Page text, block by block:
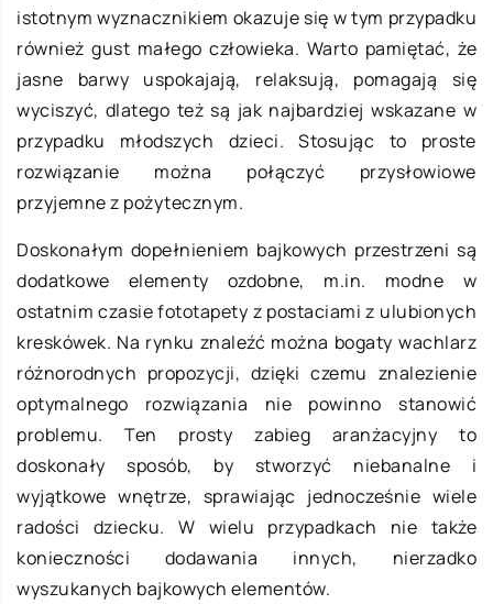
istotnym wyznacznikiem okazuje się w tym przypadku
również gust małego człowieka. Warto pamiętać, że
jasne barwy uspokajają, relaksują, pomagają się
wyciszyć, dlatego też są jak najbardziej wskazane w
przypadku młodszych dzieci. Stosując to proste
rozwiązanie można połączyć przysłowiowe
przyjemne z pożytecznym.
Doskonałym dopełnieniem bajkowych przestrzeni są
dodatkowe elementy ozdobne, m.in. modne w
ostatnim czasie fototapety z postaciami z ulubionych
kreskówek. Na rynku znaleźć można bogaty wachlarz
różnorodnych propozycji, dzięki czemu znalezienie
optymalnego rozwiązania nie powinno stanowić
problemu. Ten prosty zabieg aranżacyjny to
doskonały sposób, by stworzyć niebanalne i
wyjątkowe wnętrze, sprawiając jednocześnie wiele
radości dziecku. W wielu przypadkach nie także
konieczności dodawania innych, nierzadko
wyszukanych bajkowych elementów.